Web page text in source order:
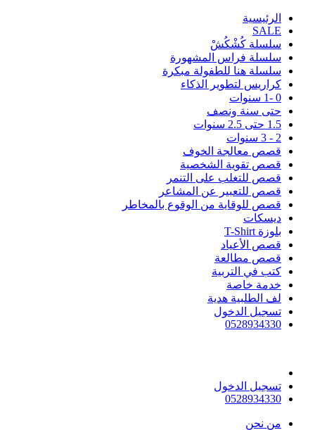
اﻟﺮﺋﻴﺴﻴﺔ
SALE
سلسلة كُشْكُشْ
سلسلة فراس المشهورة
سلسلة هنا للطفولة مبكرة
كراريس لتطوير الذكاء
0 -1 سنوات
حتى سنة ونصف
1.5 حتى 2.5 سنوات
2 - 3 سنوات
قصص معالجة الخوف
قصص تقوية الشخصية
قصص للتغلب على التنمر
قصص للتعبير عن المشاعر
قصص للوقاية من الوقوع بالمخاطر
ديسكات
بلوزة T-Shirt
قصص الأعياد
قصص مطالعة
كتب في التربية
خدمة خاصة
لف الطلبية هدية
تسجيل الدخول
0528934330
تسجيل الدخول
0528934330
ﻣﻦ ﻧﺤﻦ